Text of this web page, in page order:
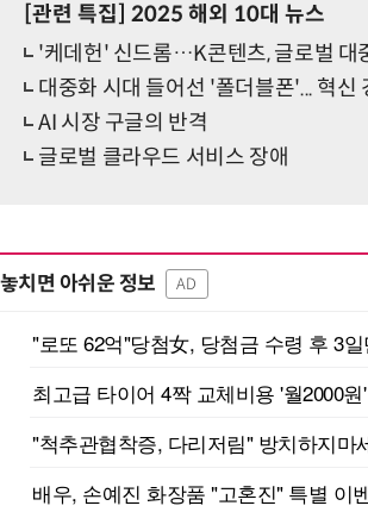
[관련 특집] 2025 해외 10대 뉴스
'케데헌' 신드롬…K콘텐츠, 글로벌 대
대중화 시대 들어선 '폴더블폰'... 혁신
AI 시장 구글의 반격
글로벌 클라우드 서비스 장애
놓치면 아쉬운 정보 AD